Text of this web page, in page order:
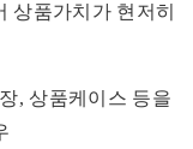
상품가치가 현저히
, 상품케이스 등을